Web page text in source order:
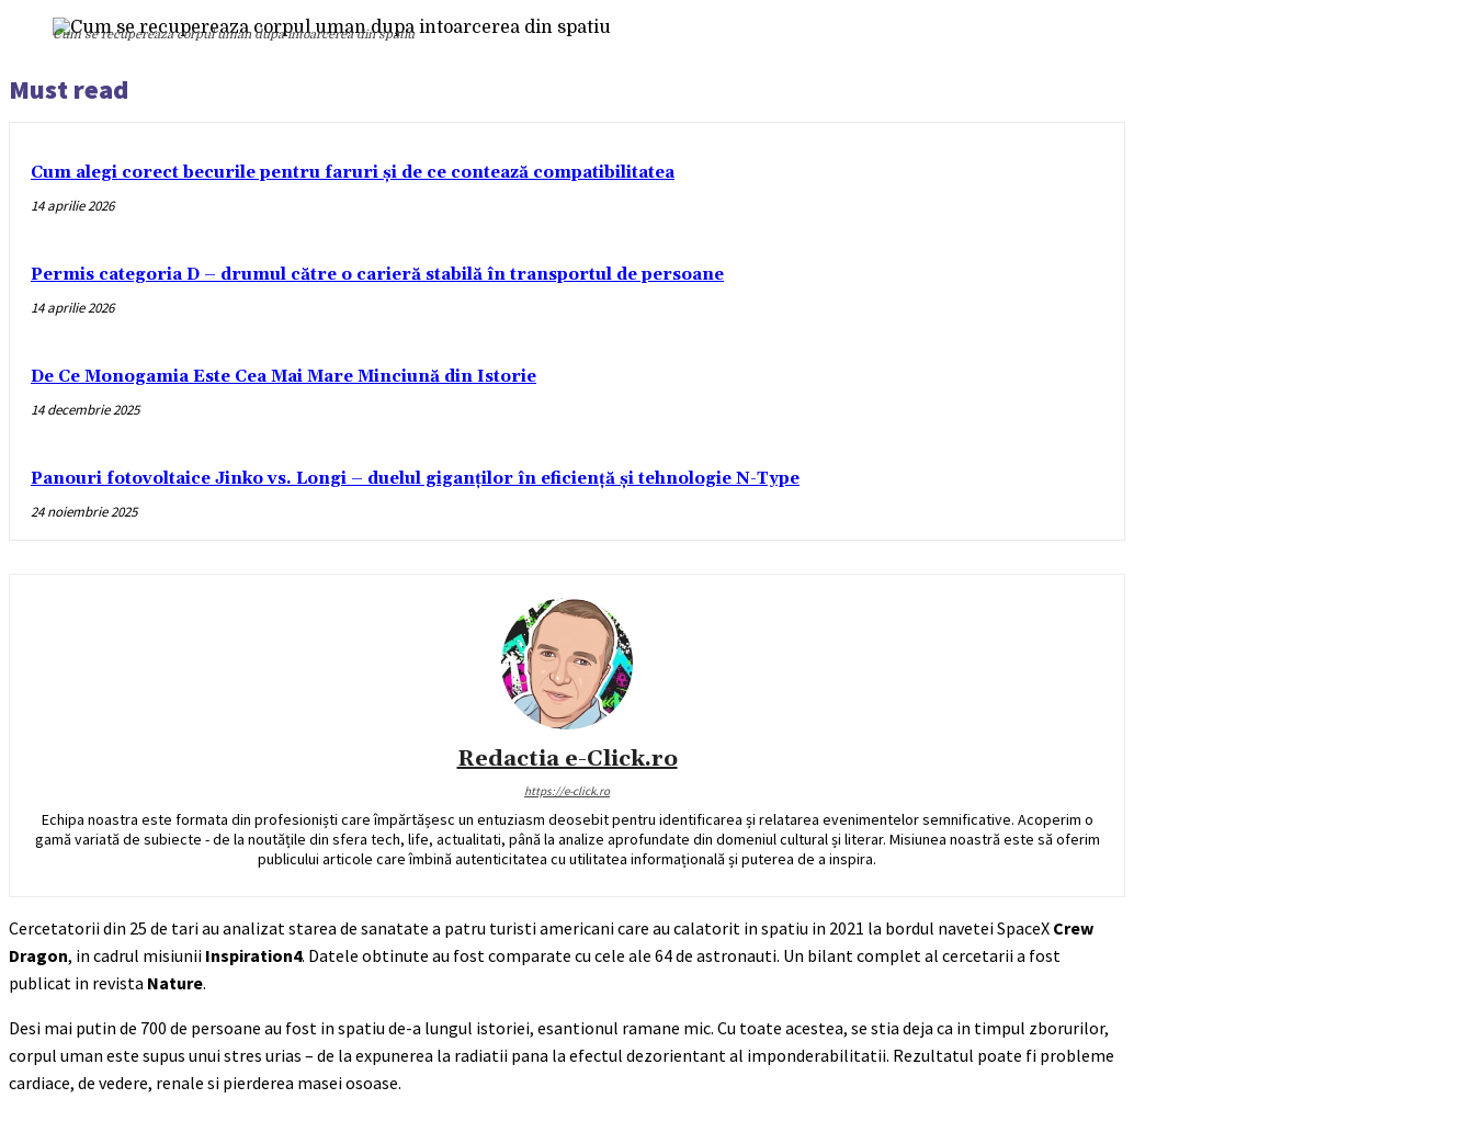
Cum se recupereaza corpul uman dupa intoarcerea din spatiu
Must read
Cum alegi corect becurile pentru faruri și de ce contează compatibilitatea
14 aprilie 2026
Permis categoria D – drumul către o carieră stabilă în transportul de persoane
14 aprilie 2026
De Ce Monogamia Este Cea Mai Mare Minciună din Istorie
14 decembrie 2025
Panouri fotovoltaice Jinko vs. Longi – duelul giganților în eficiență și tehnologie N-Type
24 noiembrie 2025
Redactia e-Click.ro
https://e-click.ro
Echipa noastra este formata din profesioniști care împărtășesc un entuziasm deosebit pentru identificarea și relatarea evenimentelor semnificative. Acoperim o
gamă variată de subiecte - de la noutățile din sfera tech, life, actualitati, până la analize aprofundate din domeniul cultural și literar. Misiunea noastră este să oferim
publicului articole care îmbină autenticitatea cu utilitatea informațională și puterea de a inspira.
Cercetatorii din 25 de tari au analizat starea de sanatate a patru turisti americani care au calatorit in spatiu in 2021 la bordul navetei SpaceX Crew
Dragon, in cadrul misiunii Inspiration4. Datele obtinute au fost comparate cu cele ale 64 de astronauti. Un bilant complet al cercetarii a fost
publicat in revista Nature.
Desi mai putin de 700 de persoane au fost in spatiu de-a lungul istoriei, esantionul ramane mic. Cu toate acestea, se stia deja ca in timpul zborurilor,
corpul uman este supus unui stres urias – de la expunerea la radiatii pana la efectul dezorientant al imponderabilitatii. Rezultatul poate fi probleme
cardiace, de vedere, renale si pierderea masei osoase.